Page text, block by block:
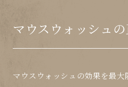
マウスウォッシュ
マウスウォッシュの効果を最